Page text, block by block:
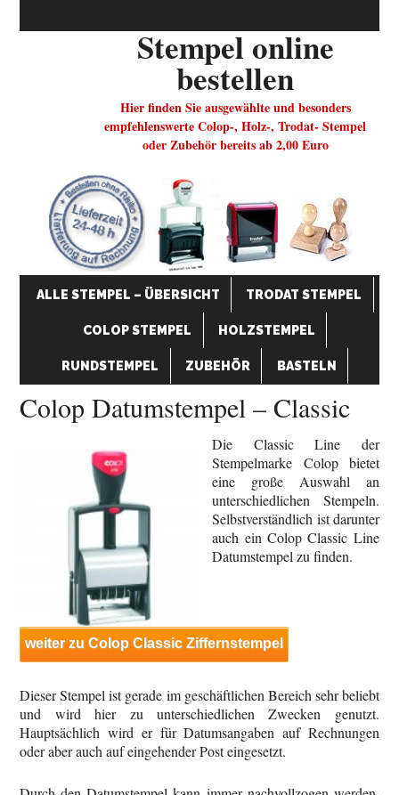
Stempel online
bestellen
Hier finden Sie ausgewählte und besonders
empfehlenswerte Colop-, Holz-, Trodat- Stempel
oder Zubehör bereits ab 2,00 Euro
ALLE STEMPEL – ÜBERSICHT TRODAT STEMPEL
COLOP STEMPEL HOLZSTEMPEL
RUNDSTEMPEL ZUBEHÖR BASTELN
Colop Datumstempel – Classic
Die Classic Line der
Stempelmarke Colop bietet
eine große Auswahl an
unterschiedlichen Stempeln.
Selbstverständlich ist darunter
auch ein Colop Classic Line
Datumstempel zu finden.
weiter zu Colop Classic Ziffernstempel
Dieser Stempel ist gerade im geschäftlichen Bereich sehr beliebt
und wird hier zu unterschiedlichen Zwecken genutzt.
Hauptsächlich wird er für Datumsangaben auf Rechnungen
oder aber auch auf eingehender Post eingesetzt.